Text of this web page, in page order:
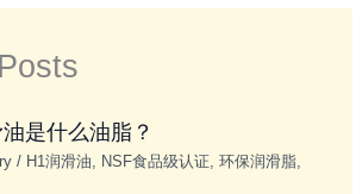
是什么油脂？
/ H1润滑油 NSF食品级认证 ,环保润滑脂